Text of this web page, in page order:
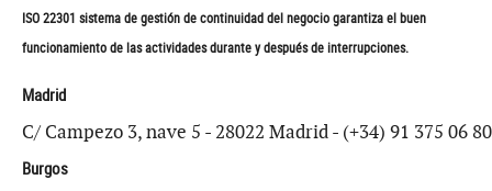
ISO 22301 sistema de gestión de continuidad del negocio garantiza el buen
funcionamiento de las actividades durante y después de interrupciones.
Madrid
C/ Campezo 3, nave 5 - 28022 Madrid - (+34) 91 375 06 80
Burgos